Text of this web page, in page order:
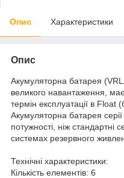
Опис Характеристики
Опис
Акумуляторна батарея
великого навантаження,
термін експлуатації в
Акумуляторна батарея
потужності, ніж стандартні
системах резервного
Технічні характеристики:
Кількість елементів: 6